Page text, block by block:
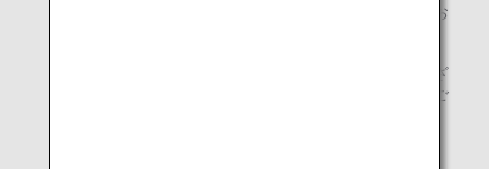
ない場合があります。ご予約時にクーポンご利用の旨お
ANAデジタルクーポンをご利用の際には、諸条件がござ
います。あらかじめご利用条件、方法をご確認の上、ご